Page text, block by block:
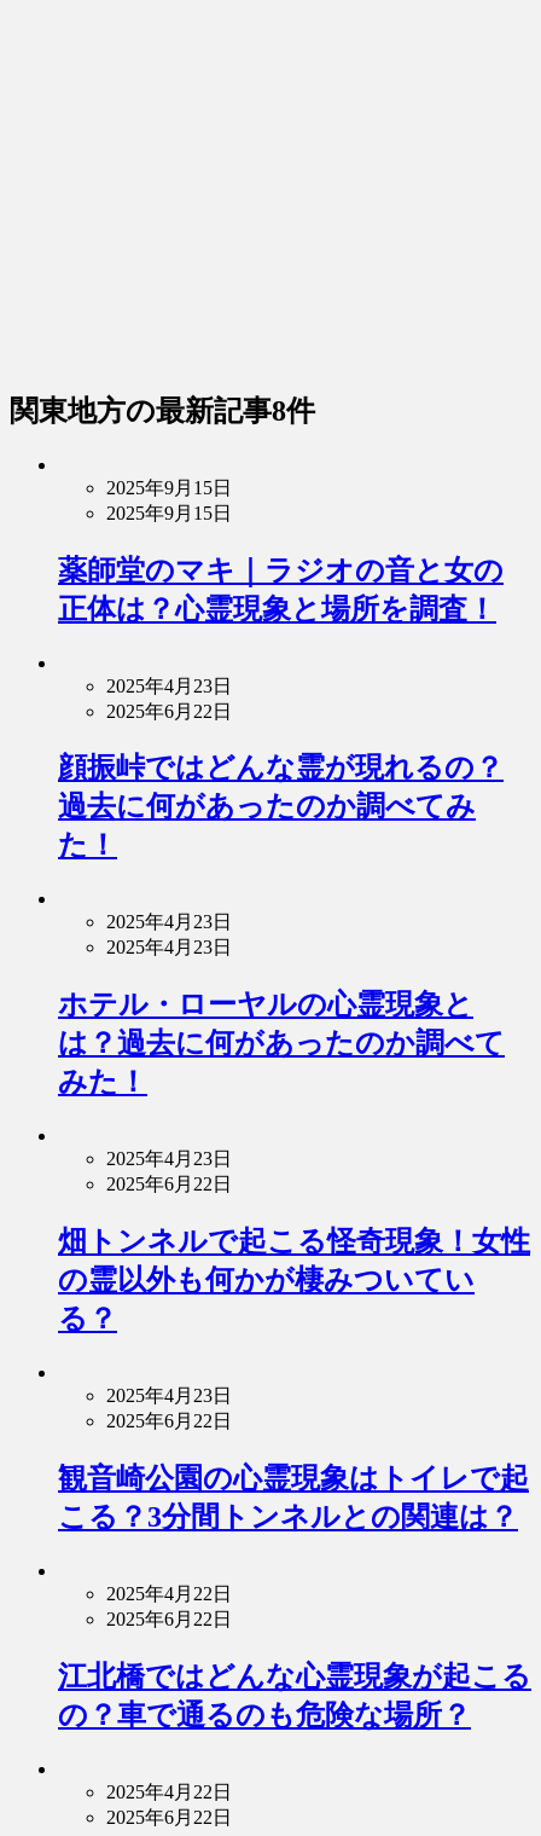
関東地方の最新記事8件
2025年9月15日
2025年9月15日
薬師堂のマキ｜ラジオの音と女の
正体は？心霊現象と場所を調査！
2025年4月23日
2025年6月22日
顔振峠ではどんな霊が現れるの？
過去に何があったのか調べてみ
た！
2025年4月23日
2025年4月23日
ホテル・ローヤルの心霊現象と
は？過去に何があったのか調べて
みた！
2025年4月23日
2025年6月22日
畑トンネルで起こる怪奇現象！女性
の霊以外も何かが棲みついてい
る？
2025年4月23日
2025年6月22日
観音崎公園の心霊現象はトイレで起
こる？3分間トンネルとの関連は？
2025年4月22日
2025年6月22日
江北橋ではどんな心霊現象が起こる
の？車で通るのも危険な場所？
2025年4月22日
2025年6月22日